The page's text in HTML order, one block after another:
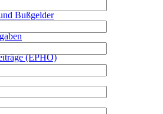
Bußgelder
(EPHO)